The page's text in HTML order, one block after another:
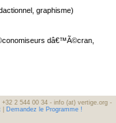
graphisme)
dâ€™Ã©cran,
2 544 00 34 - info (at) vertige.org -
Demandez le Programme !